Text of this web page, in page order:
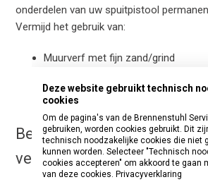
onderdelen van uw spuitpistool
Vermijd het gebruik van:
Muurverf met fijn zand/grind
Roestwerende verf met metaalstof
deeltjes
Best practices voor
veilig gebruik
Deze website gebruikt technisch
cookies
Om de pagina's van de Brennenstuhl
gebruiken, worden cookies gebruikt. Dit
technisch noodzakelijke cookies die niet
kunnen worden. Selecteer "Technisch
cookies accepteren" om akkoord te gaan
van deze cookies. Privacyverklaring